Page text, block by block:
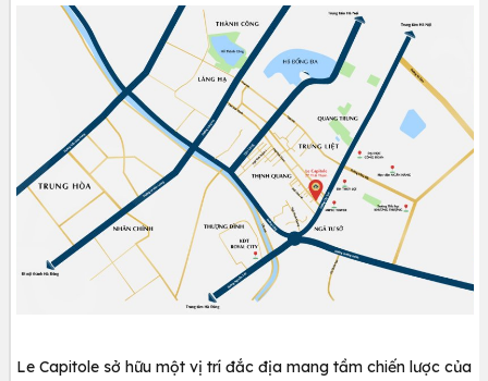
Le Capitole sở hữu một vị trí đắc địa mang tầm chiến lược của